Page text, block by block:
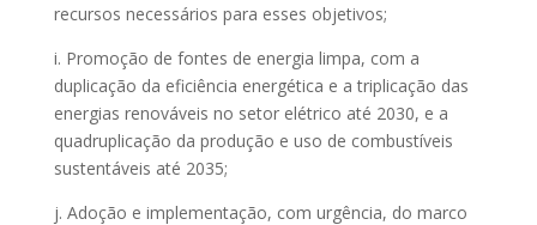
recursos necessários para esses objetivos;
i. Promoção de fontes de energia limpa, com a
duplicação da eficiência energética e a triplicação das
energias renováveis no setor elétrico até 2030, e a
quadruplicação da produção e uso de combustíveis
sustentáveis até 2035;
j. Adoção e implementação, com urgência, do marco